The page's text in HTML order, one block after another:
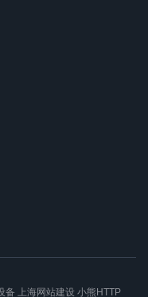
备 上海网站建设 小熊HTTP